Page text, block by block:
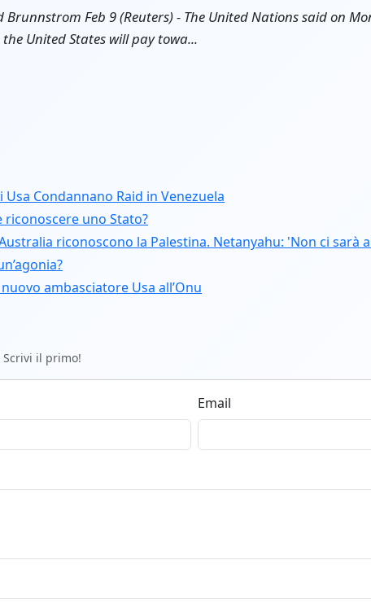
Brunnstrom Feb 9 (Reuters) - The United Nations said on
United States will pay towa...
Condannano Raid in Venezuela
riconoscere uno Stato?
riconoscono la Palestina. Netanyahu: 'Non ci sarà
ambasciatore Usa all’Onu
il primo!
Email